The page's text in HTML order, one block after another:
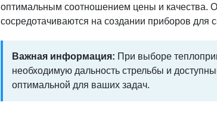
оптимальным соотношением цены и качества.
сосредотачиваются на создании приборов для
Важная информация: При выборе
необходимую дальность стрельбы и
оптимальной для ваших задач.